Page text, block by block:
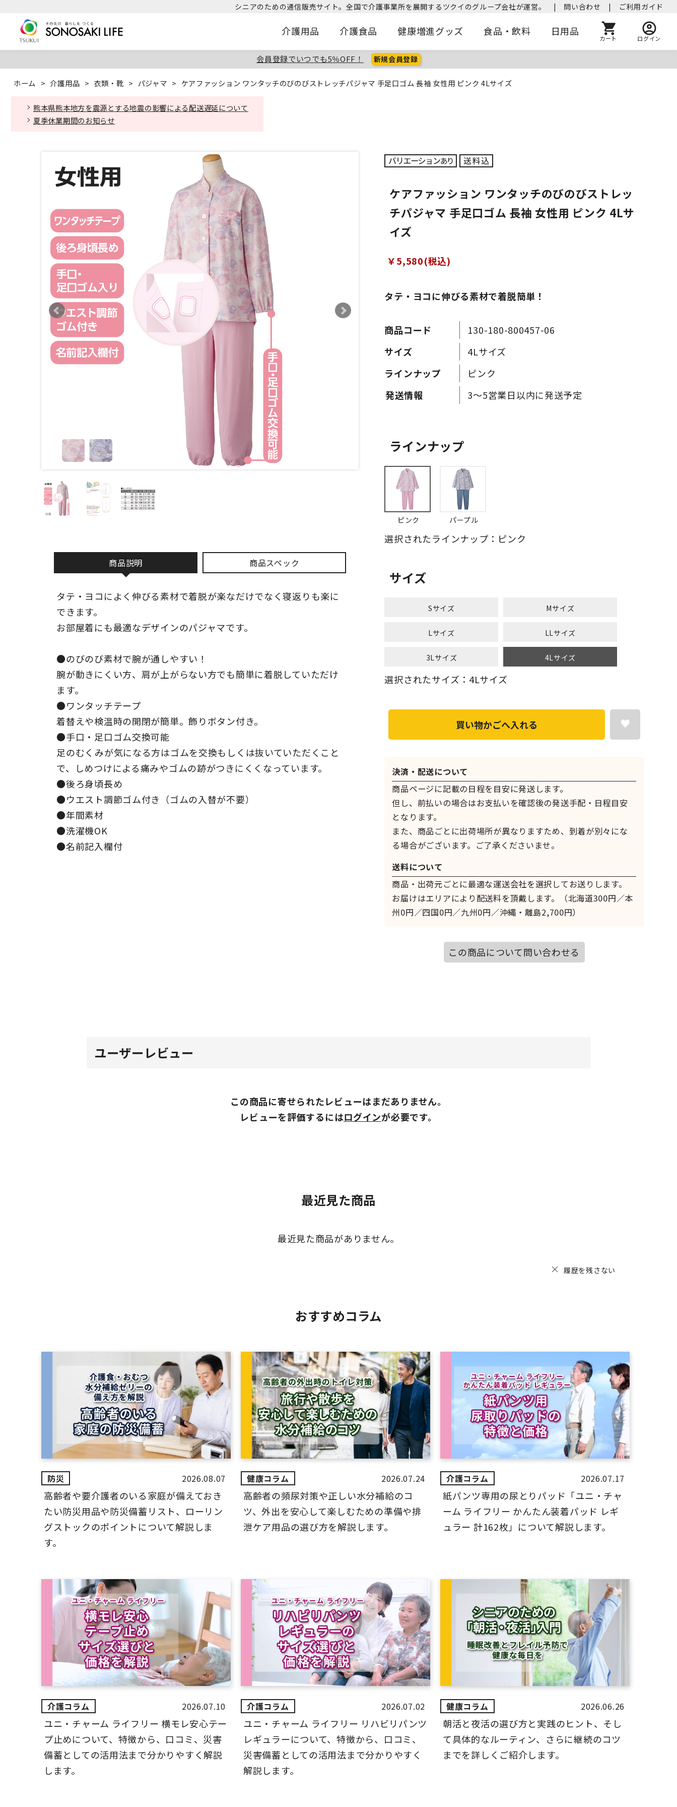
シニアのための通信販売サイト。全国で介護事業所を展開するツクイのグループ会社が運営。 | 問い合わせ | ご利用ガイド
介護用品 介護食品 健康増進グッズ 食品・飲料 日用品
カート ログイン
会員登録でいつでも5％OFF！ 新規会員登録
ホーム > 介護用品 > 衣類・靴 > パジャマ > ケアファッション ワンタッチのびのびストレッチパジャマ 手足口ゴム 長袖 女性用 ピンク 4Lサイズ
熊本県熊本地方を震源とする地震の影響による配送遅延について
夏季休業期間のお知らせ
商品説明 商品スペック
タテ・ヨコによく伸びる素材で着脱が楽なだけでなく寝返りも楽に
できます。
お部屋着にも最適なデザインのパジャマです。
●のびのび素材で腕が通しやすい！
腕が動きにくい方、肩が上がらない方でも簡単に着脱していただけ
ます。
●ワンタッチテープ
着替えや検温時の開閉が簡単。飾りボタン付き。
●手口・足口ゴム交換可能
足のむくみが気になる方はゴムを交換もしくは抜いていただくこと
で、しめつけによる痛みやゴムの跡がつきにくくなっています。
●後ろ身頃長め
●ウエスト調節ゴム付き（ゴムの入替が不要）
●年間素材
●洗濯機OK
●名前記入欄付
タテ・ヨコに伸びる素材で着脱簡単！
ケアファッション ワンタッチのびのびストレッ
チパジャマ 手足口ゴム 長袖 女性用 ピンク 4Lサ
イズ
￥5,580(税込)
商品コード
130-180-800457-06
サイズ
4Lサイズ
ラインナップ
ピンク
3～5営業日以内に発送予定
ラインナップ
ピンク パープル
選択されたラインナップ：ピンク
サイズ
Sサイズ Mサイズ
Lサイズ LLサイズ
3Lサイズ 4Lサイズ
選択されたサイズ：4Lサイズ
決済・配送について
商品ページに記載の日程を目安に発送します。
但し、前払いの場合はお支払いを確認後の発送手配・日程目安
となります。
また、商品ごとに出荷場所が異なりますため、到着が別々にな
る場合がございます。ご了承くださいませ。
送料について
商品・出荷元ごとに最適な運送会社を選択してお送りします。
お届けはエリアにより配送料を頂戴します。（北海道300円／本
州0円／四国0円／九州0円／沖縄・離島2,700円）
買い物かごへ入れる
この商品について問い合わせる
ユーザーレビュー
この商品に寄せられたレビューはまだありません。
レビューを評価するにはログインが必要です。
最近見た商品
最近見た商品がありません。
履歴を残さない
おすすめコラム
2026.08.07
高齢者や要介護者のいる家庭が備えておき
たい防災用品や防災備蓄リスト、ローリン
グストックのポイントについて解説しま
す。
2026.07.24
高齢者の頻尿対策や正しい水分補給のコ
ツ、外出を安心して楽しむための準備や排
泄ケア用品の選び方を解説します。
2026.07.17
紙パンツ専用の尿とりパッド「ユニ・チャ
ーム ライフリー かんたん装着パッド レギ
ュラー 計162枚」について解説します。
2026.07.10
ユニ・チャーム ライフリー 横モレ安心テー
プ止めについて、特徴から、口コミ、災害
備蓄としての活用法まで分かりやすく解説
します。
2026.07.02
ユニ・チャーム ライフリー リハビリパンツ
レギュラーについて、特徴から、口コミ、
災害備蓄としての活用法まで分かりやすく
解説します。
2026.06.26
朝活と夜活の選び方と実践のヒント、そし
て具体的なルーティン、さらに継続のコツ
までを詳しくご紹介します。